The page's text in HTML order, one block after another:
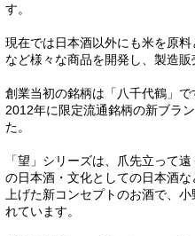
す。
現在では日本酒以外にも米を原
など様々な商品を開発し、製造販
創業当初の銘柄は「八千代鶴」で
2012年に限定流通銘柄の新ブラ
た。
「望」シリーズは、爪先立って
の日本酒・文化としての日本酒
上げた新コンセプトのお酒で、
れています。